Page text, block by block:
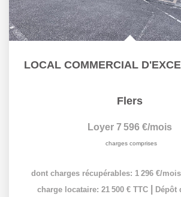
Flers
Loyer 7 596 €/mois
charges comprises
dont charges récupérables: 1 296 €/mois
charge locataire: 21 500 € TTC
Dépôt